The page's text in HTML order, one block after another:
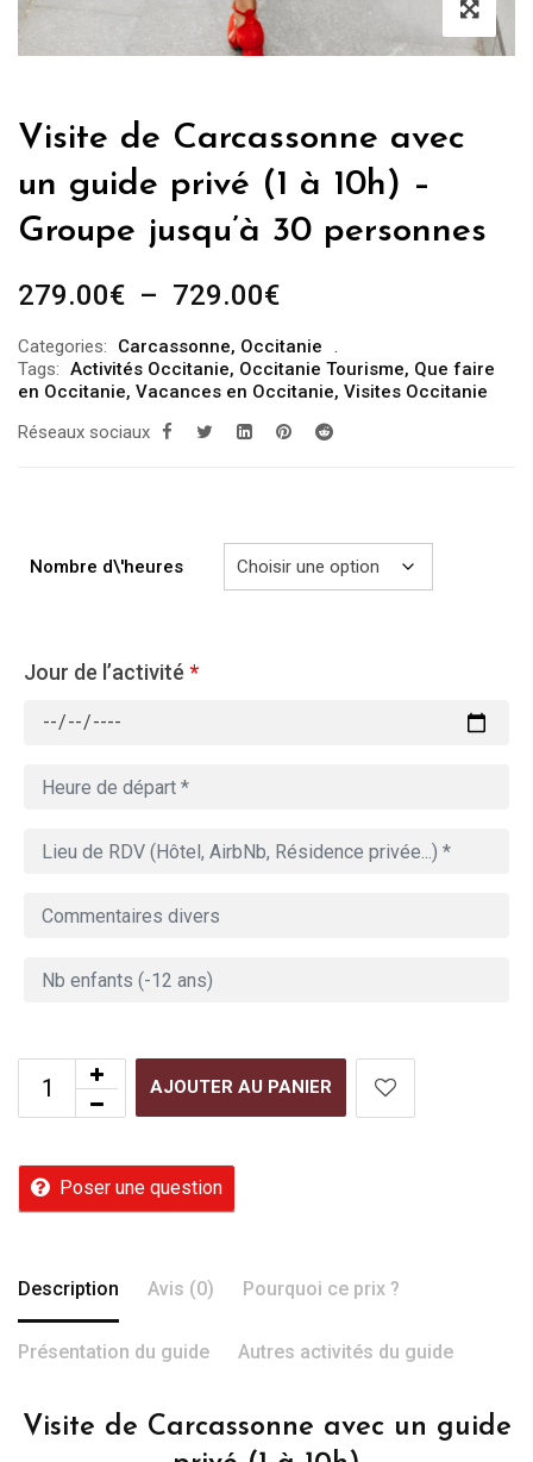
Visite de Carcassonne avec
un guide privé (1 à 10h) –
Groupe jusqu’à 30 personnes
279.00€ – 729.00€Plage
prix :
279.00€
à
Categories: Carcassonne, Occitanie
Tags: Activités Occitanie, Occitanie Tourisme, Que faire
en Occitanie, Vacances en Occitanie, Visites Occitanie
Réseaux sociaux
Nombre d\'heures
Jour de l’activité *
AJOUTER AU PANIER
Poser une question
Description Avis (0) Pourquoi ce prix ?
Présentation du guide Autres activités du guide
Visite de Carcassonne avec un guide